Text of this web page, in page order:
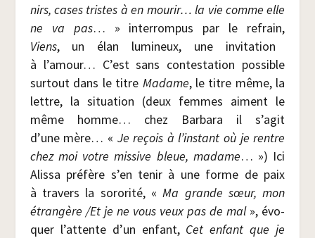
nirs, cases tristes à en mou­rir… la vie comme elle
ne va pas… » inter­rom­pus par le refrain,
Viens, un élan lumi­neux, une invi­ta­tion
à l’amour… C’est sans contes­ta­tion pos­sible
sur­tout dans le titre Madame, le titre même, la
lettre, la situa­tion (deux femmes aiment le
même homme… chez Bar­ba­ra il s’agit
d’une mère… « Je reçois à l’instant où je rentre
chez moi votre mis­sive bleue, madame… ») Ici
Alis­sa pré­fère s’en tenir à une forme de paix
à tra­vers la soro­ri­té, «Ma grande sœur, mon
étran­gère /​Et je ne vous veux pas de mal», évo­
quer l’attente d’un enfant, Cet enfant que je